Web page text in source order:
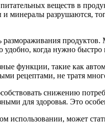
веществ в
минералы разрушаются,
когда нужно
функции, такие как
рецептами, не тратя
снижению
для здоровья. Это
использовании, может